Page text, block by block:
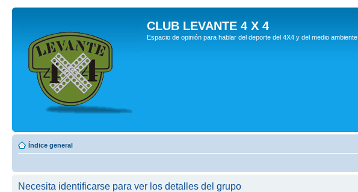
CLUB LEVANTE 4 X 4
Espacio de opinión para hablar del deporte del 4X4 y del medio ambiente.
Índice general
Necesita identificarse para ver los detalles del grupo